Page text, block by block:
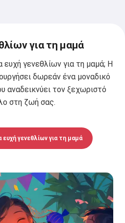
για τη μαμά
ευχή γενεθλίων για τη μαμά; Η
δωρεάν ένα μοναδικό
αναδεικνύει τον ξεχωριστό
στη ζωή σας.
γενεθλίων για τη μαμά